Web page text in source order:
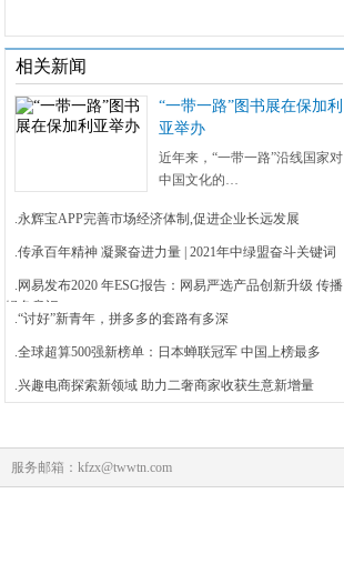
相关新闻
“一带一路”图书展在保加利
亚举办
近年来，“一带一路”沿线国家对
中国文化的…
.永辉宝APP完善市场经济体制,促进企业长远发展
.传承百年精神 凝聚奋进力量 | 2021年中绿盟奋斗关键词
.网易发布2020 年ESG报告：网易严选产品创新升级 传播
绿色意识
.“讨好”新青年，拼多多的套路有多深
.全球超算500强新榜单：日本蝉联冠军 中国上榜最多
.兴趣电商探索新领域 助力二奢商家收获生意新增量
服务邮箱：kfzx@twwtn.com